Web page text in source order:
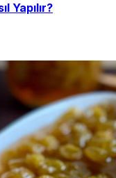
Yapılır?